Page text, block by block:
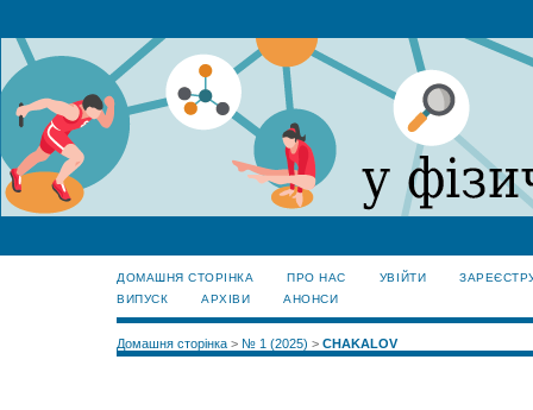
ДОМАШНЯ СТОРІНКА ПРО НАС УВІЙТИ
ВИПУСК
АРХІВИ АНОНСИ
Домашня сторінка > № 1 (2025) > CHAKALOV